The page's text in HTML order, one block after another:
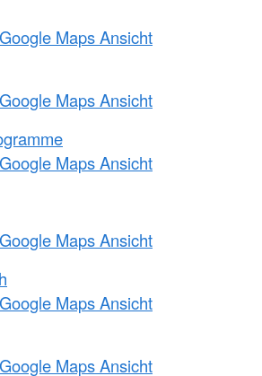
Maps Ansicht
Maps Ansicht
Maps Ansicht
Maps Ansicht
Maps Ansicht
Maps Ansicht